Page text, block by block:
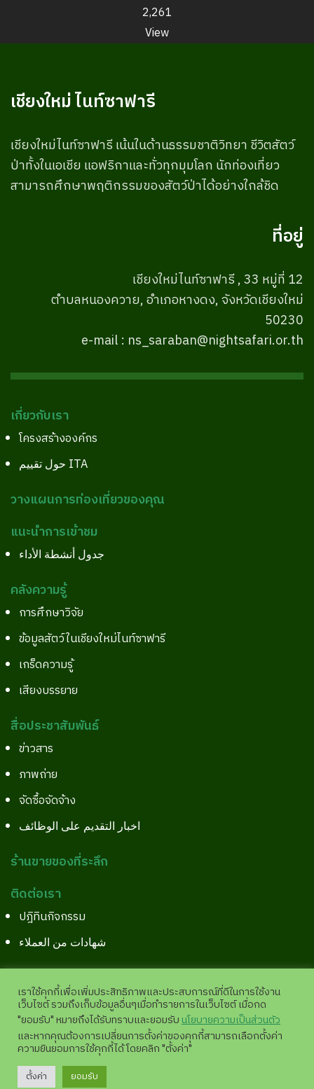
2,261
View
เชียงใหม่ ไนท์ซาฟารี
เชียงใหม่ไนท์ซาฟารี เน้นในด้านธรรมชาติวิทยา ชีวิตสัตว์
ป่าทั้งในเอเชีย แอฟริกาและทั่วทุกมุมโลก นักท่องเที่ยว
สามารถศึกษาพฤติกรรมของสัตว์ป่าได้อย่างใกล้ชิด
ที่อยู่
เชียงใหม่ไนท์ซาฟารี , 33 หมู่ที่ 12
ตำบลหนองควาย, อำเภอหางดง, จังหวัดเชียงใหม่
50230
e-mail : ns_saraban@nightsafari.or.th
เกี่ยวกับเรา
โครงสร้างองค์กร
حول تقييم ITA
วางแผนการท่องเที่ยวของคุณ
แนะนำการเข้าชม
جدول أنشطة الأداء
คลังความรู้
การศึกษาวิจัย
ข้อมูลสัตว์ในเชียงใหม่ไนท์ซาฟารี
เกร็ดความรู้
เสียงบรรยาย
สื่อประชาสัมพันธ์
ข่าวสาร
ภาพถ่าย
จัดซื้อจัดจ้าง
اخبار التقديم على الوظائف
ร้านขายของที่ระลึก
ติดต่อเรา
ปฎิทินกิจกรรม
شهادات من العملاء
Copyright©2026 All Right Reserved.
Site Pages View
11,952,029 |analytics.google.com
เราใช้คุกกี้เพื่อเพิ่มประสิทธิภาพและประสบการณ์ที่ดีในการใช้งาน
เว็บไซต์ รวมถึงเก็บข้อมูลอื่นๆเมื่อทำรายการในเว็บไซต์ เมื่อกด
"ยอมรับ" หมายถึงได้รับทราบและยอมรับนโยบายความเป็นส่วนตัว
และหากคุณต้องการเปลี่ยนการตั้งค่าของคุกกี้สามารถเลือกตั้งค่า
ความยินยอมการใช้คุกกี้ได้ โดยคลิก "ตั้งค่า"
ตั้งค่า ยอมรับ